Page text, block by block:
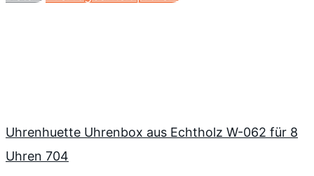
Uhrenhuette Uhrenbox aus Echtholz W-062 für 8
Uhren 704